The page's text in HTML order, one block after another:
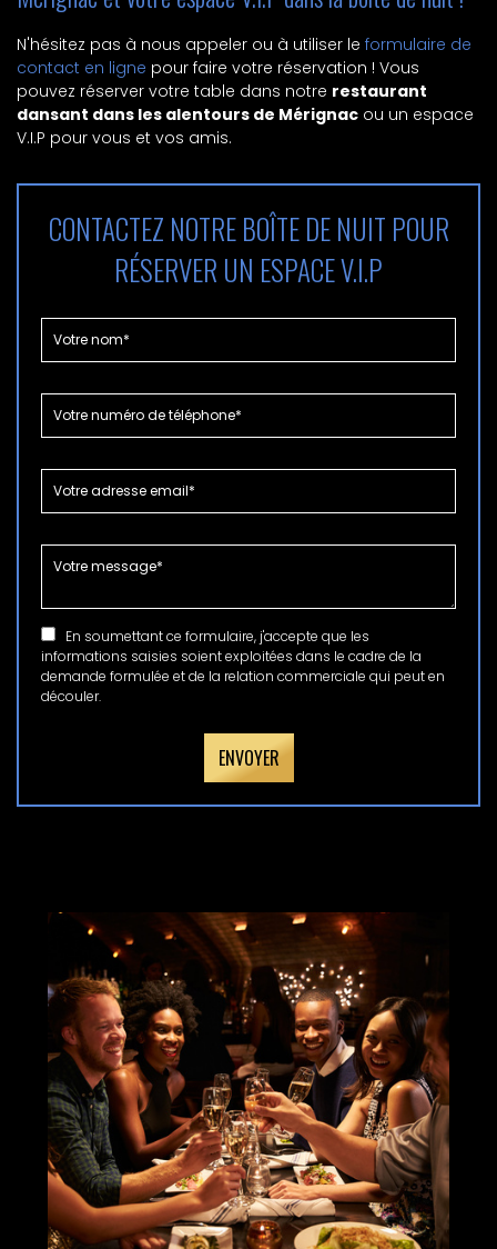
N'hésitez pas à nous appeler ou à utiliser le formulaire de
contact en ligne pour faire votre réservation ! Vous
pouvez réserver votre table dans notre restaurant
dansant dans les alentours de Mérignac ou un espace
V.I.P pour vous et vos amis.
CONTACTEZ NOTRE BOÎTE DE NUIT POUR
RÉSERVER UN ESPACE V.I.P
En soumettant ce formulaire, j'accepte que les
informations saisies soient exploitées dans le cadre de la
demande formulée et de la relation commerciale qui peut en
découler.